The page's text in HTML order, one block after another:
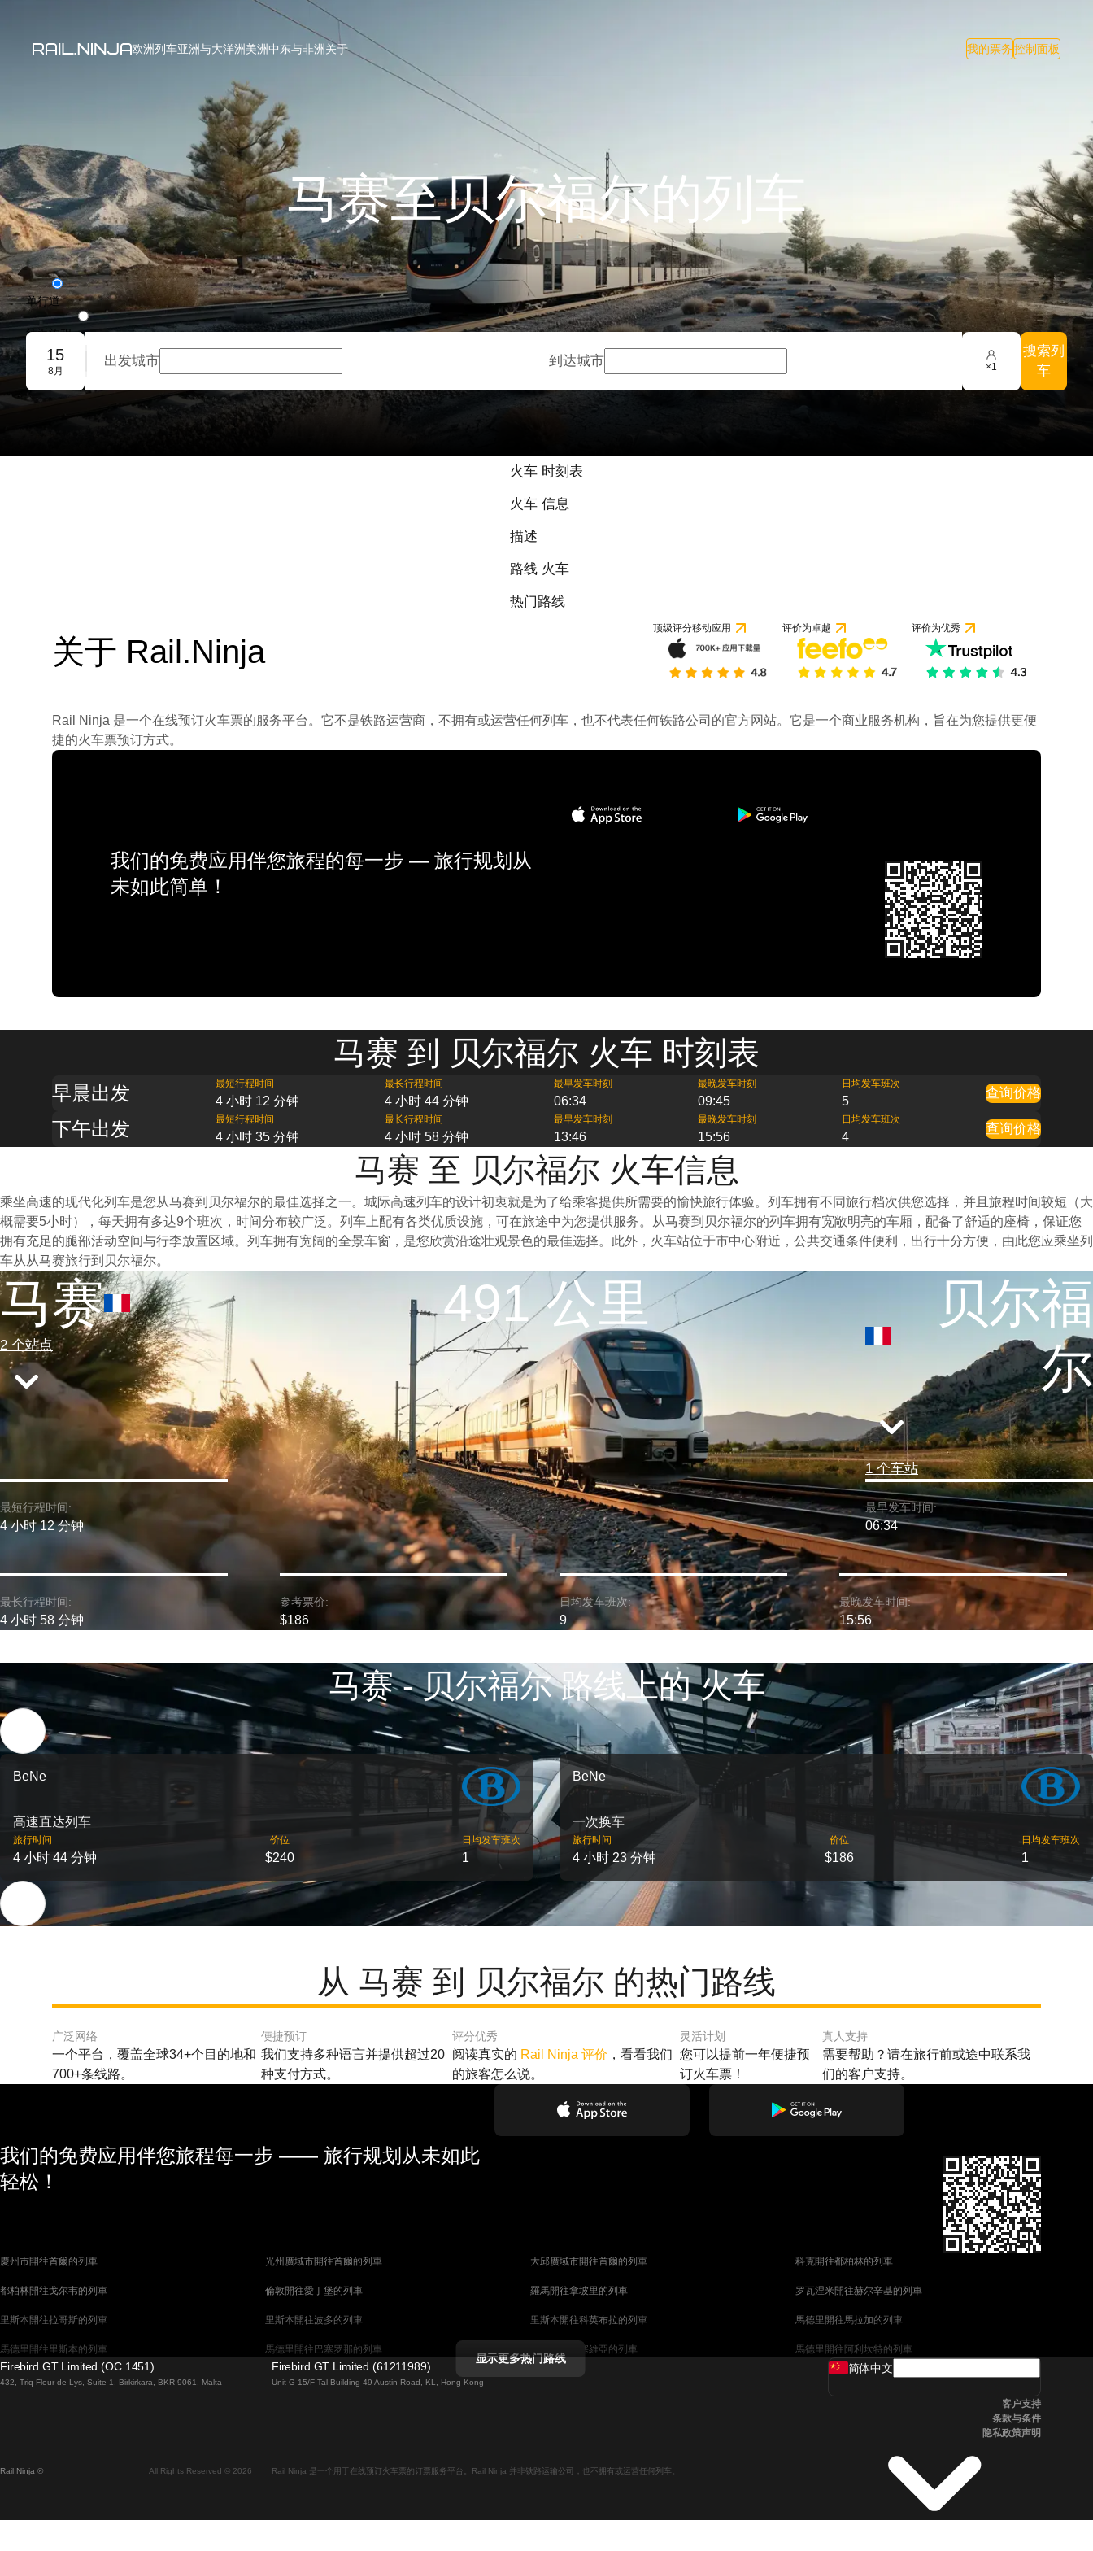
欧洲列车亚洲与大洋洲美洲中东与非洲关于 我的票务控制面板
马赛至贝尔福尔的列车
单行道
往返旅程
团体预订
15
8月
出发城市 到达城市 ×1
搜索列
车
火车 时刻表
火车 信息
描述
路线 火车
热门路线
关于 Rail.Ninja
顶级评分移动应用 评价为卓越 评价为优秀
Rail Ninja 是一个在线预订火车票的服务平台。它不是铁路运营商，不拥有或运营任何列车，也不代表任何铁路公司的官方网站。它是一个商业服务机构，旨在为您提供更便
捷的火车票预订方式。
我们的免费应用伴您旅程的每一步 — 旅行规划从
未如此简单！
马赛 到 贝尔福尔 火车 时刻表
早晨出发 最短行程时间
4 小时 12 分钟
最长行程时间
4 小时 44 分钟
最早发车时刻
06:34
最晚发车时刻
09:45
日均发车班次
5
查询价格
下午出发 最短行程时间
4 小时 35 分钟
最长行程时间
4 小时 58 分钟
最早发车时刻
13:46
最晚发车时刻
15:56
日均发车班次
4
查询价格
马赛 至 贝尔福尔 火车信息
乘坐高速的现代化列车是您从马赛到贝尔福尔的最佳选择之一。城际高速列车的设计初衷就是为了给乘客提供所需要的愉快旅行体验。列车拥有不同旅行档次供您选择，并且旅程时间较短（大
概需要5小时），每天拥有多达9个班次，时间分布较广泛。列车上配有各类优质设施，可在旅途中为您提供服务。从马赛到贝尔福尔的列车拥有宽敞明亮的车厢，配备了舒适的座椅，保证您
拥有充足的腿部活动空间与行李放置区域。列车拥有宽阔的全景车窗，是您欣赏沿途壮观景色的最佳选择。此外，火车站位于市中心附近，公共交通条件便利，出行十分方便，由此您应乘坐列
车从从马赛旅行到贝尔福尔。
马赛
2 个站点
491 公里
贝尔福
尔
1 个车站
最短行程时间:
4 小时 12 分钟
最早发车时间:
06:34
最长行程时间:
4 小时 58 分钟
参考票价:
$186
日均发车班次:
9
最晚发车时间:
15:56
马赛 - 贝尔福尔 路线上的 火车
BeNe
高速直达列车
旅行时间
4 小时 44 分钟
价位
$240
日均发车班次
1
BeNe
一次换车
旅行时间
4 小时 23 分钟
价位
$186
日均发车班次
1
从 马赛 到 贝尔福尔 的热门路线
广泛网络
一个平台，覆盖全球34+个目的地和
700+条线路。
便捷预订
我们支持多种语言并提供超过20
种支付方式。
评分优秀
阅读真实的 Rail Ninja 评价 ，看看我们
的旅客怎么说。
灵活计划
您可以提前一年便捷预
订火车票！
真人支持
需要帮助？请在旅行前或途中联系我
们的客户支持。
我们的免费应用伴您旅程每一步 —— 旅行规划从未如此
轻松！
慶州市開往首爾的列車 光州廣域市開往首爾的列車 大邱廣域市開往首爾的列車 科克開往都柏林的列車
都柏林開往戈尔韦的列車 倫敦開往愛丁堡的列車 羅馬開往拿坡里的列車 罗瓦涅米開往赫尔辛基的列車
里斯本開往拉哥斯的列車 里斯本開往波多的列車 里斯本開往科英布拉的列車 馬德里開往馬拉加的列車
馬德里開往里斯本的列車 馬德里開往巴塞罗那的列車 馬德里開往塞維亞的列車 馬德里開往阿利坎特的列車
馬拉加開往馬德里的列車 巴塞罗那開往馬德里的列車 巴塞罗那開往馬拉加的列車
维也纳開往布拉格的列車 首爾開往蔚山廣域市的列車 首爾開往大邱廣域市的列車
哥德堡開往斯德哥爾摩的列車
显示更多热门路线
Firebird GT Limited (OC 1451)
432, Triq Fleur de Lys, Suite 1, Birkirkara, BKR 9061, Malta
Firebird GT Limited (61211989)
Unit G 15/F Tal Building 49 Austin Road, KL, Hong Kong
Rail Ninja ® All Rights Reserved © 2026 Rail Ninja 是一个用于在线预订火车票的订票服务平台。Rail Ninja 并非铁路运输公司，也不拥有或运营任何列车。
简体中文
客户支持
条款与条件
隐私政策声明